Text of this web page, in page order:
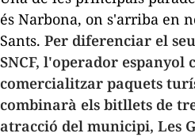
és Narbona, on s'arriba en
Sants. Per diferenciar el
SNCF, l'operador espanyol
comercialitzar paquets
combinarà els bitllets de
atracció del municipi, Les